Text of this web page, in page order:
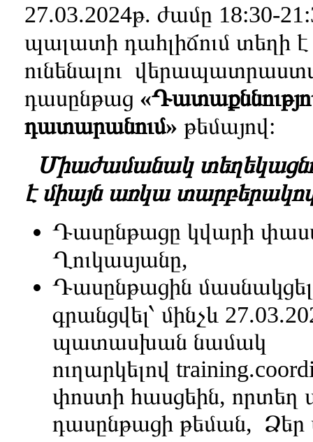
27.03.2024թ. ժամը 18:30-
պալատի դահլիճում տեղի է
ունենալու
դասընթաց
դատարանում» թեմայով:
Միաժամանակ
է միայն առկա
Դասընթացը կվարի
Ղուկասյանը,
Դասընթացին
գրանցվել՝ մինչև
պատասխան նամակ
ուղարկելով
փոստի հասցեին, որտեղ
դասընթացի թեման, Ձեր